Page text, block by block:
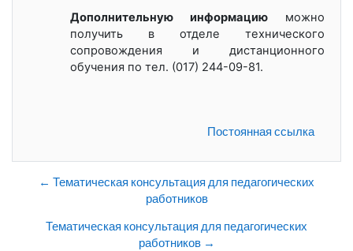
Дополнительную информацию можно
получить в отделе технического
сопровождения и дистанционного
обучения по тел. (017) 244-09-81.
Постоянная ссылка
← Тематическая консультация для педагогических
работников
Тематическая консультация для педагогических
работников →